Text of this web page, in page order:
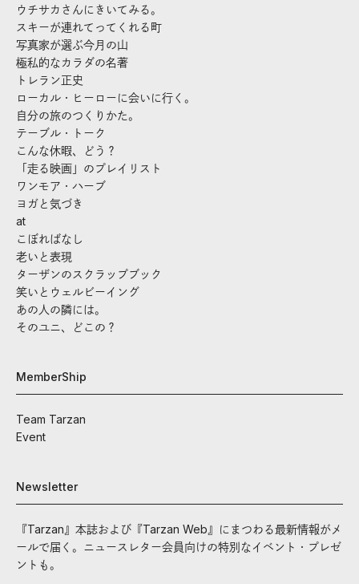
ウチサカさんにきいてみる。
スキーが連れてってくれる町
写真家が選ぶ今月の山
極私的なカラダの名著
トレラン正史
ローカル・ヒーローに会いに行く。
自分の旅のつくりかた。
テーブル・トーク
こんな休暇、どう？
「走る映画」のプレイリスト
ワンモア・ハーブ
ヨガと気づき
at
こぼればなし
老いと表現
ターザンのスクラップブック
笑いとウェルビーイング
あの人の隣には。
そのユニ、どこの？
MemberShip
Team Tarzan
Event
Newsletter
『Tarzan』本誌および『Tarzan Web』にまつわる最新情報がメ
ールで届く。ニュースレター会員向けの特別なイベント・プレゼ
ントも。